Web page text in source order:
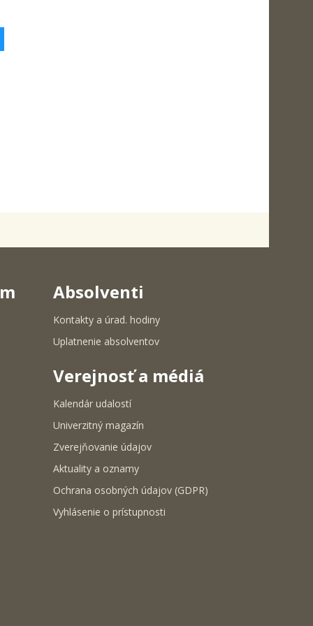
Absolventi
Kontakty a úrad. hodiny
Uplatnenie absolventov
Verejnosť a médiá
Kalendár udalostí
Univerzitný magazín
Zverejňovanie údajov
Aktuality a oznamy
Ochrana osobných údajov (GDPR)
Vyhlásenie o prístupnosti